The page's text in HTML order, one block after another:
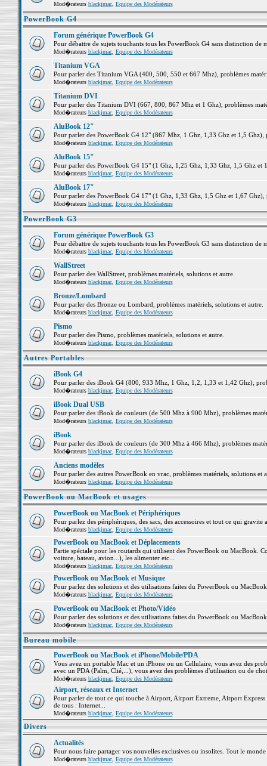
Mod�rateurs blackjmac, Equipe des Modérateurs
PowerBook G4
Forum générique PowerBook G4
Pour débattre de sujets touchants tous les PowerBook G4 sans distinction de
Mod�rateurs blackjmac, Equipe des Modérateurs
Titanium VGA
Pour parler des Titanium VGA (400, 500, 550 et 667 Mhz), problèmes
Mod�rateurs blackjmac, Equipe des Modérateurs
Titanium DVI
Pour parler des Titanium DVI (667, 800, 867 Mhz et 1 Ghz), problèmes
Mod�rateurs blackjmac, Equipe des Modérateurs
AluBook 12"
Pour parler des PowerBook G4 12" (867 Mhz, 1 Ghz, 1,33 Ghz et 1,5 Ghz),
Mod�rateurs blackjmac, Equipe des Modérateurs
AluBook 15"
Pour parler des PowerBook G4 15" (1 Ghz, 1,25 Ghz, 1,33 Ghz, 1,5 Ghz et
Mod�rateurs blackjmac, Equipe des Modérateurs
AluBook 17"
Pour parler des PowerBook G4 17" (1 Ghz, 1,33 Ghz, 1,5 Ghz et 1,67 Ghz),
Mod�rateurs blackjmac, Equipe des Modérateurs
PowerBook G3
Forum générique PowerBook G3
Pour débattre de sujets touchants tous les PowerBook G3 sans distinction de
Mod�rateurs blackjmac, Equipe des Modérateurs
WallStreet
Pour parler des WallStreet, problèmes matériels, solutions et autre.
Mod�rateurs blackjmac, Equipe des Modérateurs
Bronze/Lombard
Pour parler des Bronze ou Lombard, problèmes matériels, solutions et autre.
Mod�rateurs blackjmac, Equipe des Modérateurs
Pismo
Pour parler des Pismo, problèmes matériels, solutions et autre.
Mod�rateurs blackjmac, Equipe des Modérateurs
Autres Portables
iBook G4
Pour parler des iBook G4 (800, 933 Mhz, 1 Ghz, 1,2, 1,33 et 1,42 Ghz),
Mod�rateurs blackjmac, Equipe des Modérateurs
iBook Dual USB
Pour parler des iBook de couleurs (de 500 Mhz à 900 Mhz), problèmes
Mod�rateurs blackjmac, Equipe des Modérateurs
iBook
Pour parler des iBook de couleurs (de 300 Mhz à 466 Mhz), problèmes
Mod�rateurs blackjmac, Equipe des Modérateurs
Anciens modèles
Pour parler des autres PowerBook en vrac, problèmes matériels, solutions et
Mod�rateurs blackjmac, Equipe des Modérateurs
PowerBook ou MacBook et usages
PowerBook ou MacBook et Périphériques
Pour parlez des périphériques, des sacs, des accessoires et tout ce qui
Mod�rateurs blackjmac, Equipe des Modérateurs
PowerBook ou MacBook et Déplacements
Partie spéciale pour les routards qui utilisent des PowerBook ou MacBook.
voiture, bateau, avion...), les alimenter etc...
Mod�rateurs blackjmac, Equipe des Modérateurs
PowerBook ou MacBook et Musique
Pour parlez des solutions et des utilisations faites du PowerBook ou
Mod�rateurs blackjmac, Equipe des Modérateurs
PowerBook ou MacBook et Photo/Vidéo
Pour parlez des solutions et des utilisations faites du PowerBook ou
Mod�rateurs blackjmac, Equipe des Modérateurs
Bureau mobile
PowerBook ou MacBook et iPhone/Mobile/PDA
Vous avez un portable Mac et un iPhone ou un Cellulaire, vous avez des
avec un PDA (Palm, Clié,...), vous avez des problèmes d'utilisation ou de
Mod�rateurs blackjmac, Equipe des Modérateurs
Airport, réseaux et Internet
Pour parler de tout ce qui touche à Airport, Airport Extreme, Airport
de tous : Internet...
Mod�rateurs blackjmac, Equipe des Modérateurs
Divers
Actualités
Pour nous faire partager vos nouvelles exclusives ou insolites. Tout le
Mod�rateurs blackjmac, Equipe des Modérateurs